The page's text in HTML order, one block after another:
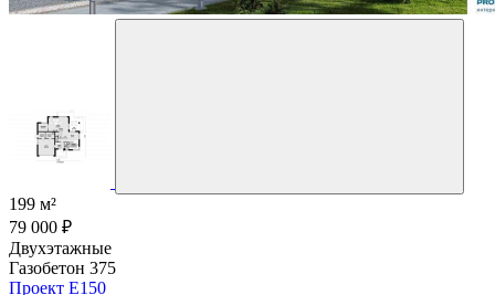
199 м²
79 000 ₽
Двухэтажные
Газобетон 375
Проект E150